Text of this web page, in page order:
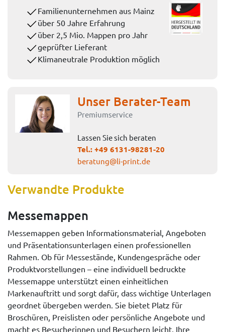
Familienunternehmen aus Mainz
über 50 Jahre Erfahrung
über 2,5 Mio. Mappen pro Jahr
geprüfter Lieferant
Klimaneutrale Produktion möglich
Unser Berater-Team
Premiumservice
Lassen Sie sich beraten
Tel.:+49 6131-98281-20
beratung@li-print.de
Verwandte Produkte
Messemappen
Messemappen geben Informationsmaterial, Angeboten
und Präsentationsunterlagen einen professionellen
Rahmen. Ob für Messestände, Kundengespräche oder
Produktvorstellungen – eine individuell bedruckte
Messemappe unterstützt einen einheitlichen
Markenauftritt und sorgt dafür, dass wichtige Unterlagen
geordnet übergeben werden. Sie bietet Platz für
Broschüren, Preislisten oder persönliche Angebote und
macht es Besucherinnen und Besuchern leicht, Ihre